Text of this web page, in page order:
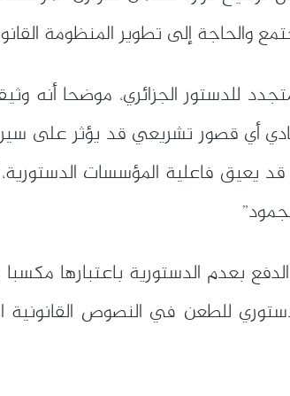
والحاجة إلى تطوير المنظومة
للدستور الجزائري، موضحا أنه
أي قصور تشريعي قد يؤثر على
قد يعيق فاعلية المؤسسات
بعدم الدستورية باعتبارها
للطعن في النصوص القانونية